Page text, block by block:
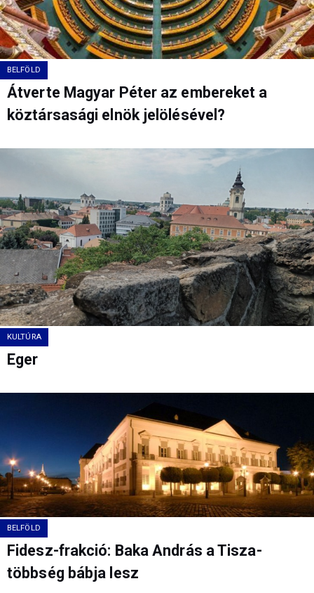
BELFÖLD
Átverte Magyar Péter az embereket a
köztársasági elnök jelölésével?
KULTÚRA
Eger
BELFÖLD
Fidesz-frakció: Baka András a Tisza-
többség bábja lesz